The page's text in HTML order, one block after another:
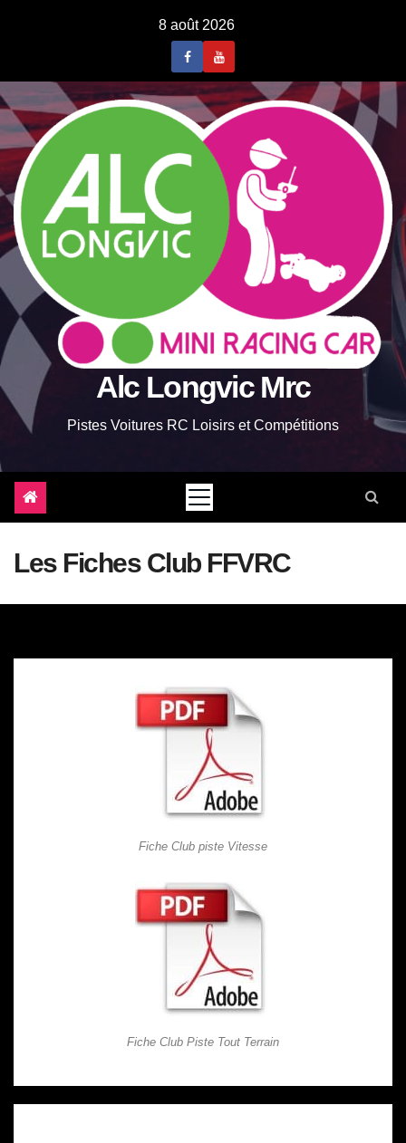
8 août 2026
Alc Longvic Mrc
Pistes Voitures RC Loisirs et Compétitions
Les Fiches Club FFVRC
Fiche Club piste Vitesse
Fiche Club Piste Tout Terrain